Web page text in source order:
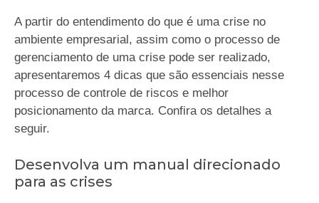
A partir do entendimento do que é uma crise no
ambiente empresarial, assim como o processo de
gerenciamento de uma crise pode ser realizado,
apresentaremos 4 dicas que são essenciais nesse
processo de controle de riscos e melhor
posicionamento da marca. Confira os detalhes a
seguir.
Desenvolva um manual direcionado
para as crises